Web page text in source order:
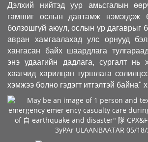
Дэлхий нийтэд уур амьсгалын
гамшиг ослын давтамж нэмэгдэж
болзошгүй аюул, ослын үр дагаврыг
авран хамгаалахад улс орнууд
хангасан байх шаардлага
энэ удаагийн дадлага, сургалт нь
хаагчид харилцан туршлага
хэмжээ болно гэдэгт итгэлтэй байна"